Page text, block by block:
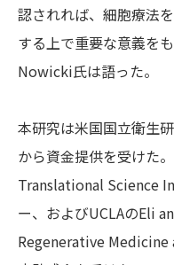
認されれば、細胞療法
する上で重要な意義を
Nowicki氏は語った。
本研究は米国国立衛生
から資金提供を受けた
Translational Science
ー、およびUCLAのEli
Regenerative Medicine